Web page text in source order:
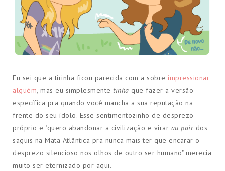
Eu sei que a tirinha ficou parecida com a sobre impressionar
alguém, mas eu simplesmente tinha que fazer a versão
específica pra quando você mancha a sua reputação na
frente do seu ídolo. Esse sentimentozinho de desprezo
próprio e "quero abandonar a civilização e virar au pairdos
saguis na Mata Atlântica pra nunca mais ter que encarar o
desprezo silencioso nos olhos de outro ser humano" merecia
muito ser eternizado por aqui.